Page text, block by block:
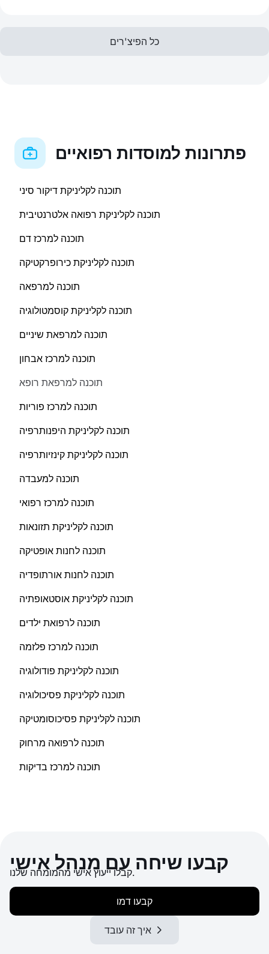
כל הפיצ'רים
פתרונות למוסדות רפואיים
תוכנה לקליניקת דיקור סיני
תוכנה לקליניקת רפואה אלטרנטיבית
תוכנה למרכז דם
תוכנה לקליניקת כירופרקטיקה
תוכנה למרפאה
תוכנה לקליניקת קוסמטולוגיה
תוכנה למרפאת שיניים
תוכנה למרכז אבחון
תוכנה למרפאת רופא
תוכנה למרכז פוריות
תוכנה לקליניקת היפנותרפיה
תוכנה לקליניקת קינזיותרפיה
תוכנה למעבדה
תוכנה למרכז רפואי
תוכנה לקליניקת תזונאות
תוכנה לחנות אופטיקה
תוכנה לחנות אורתופדיה
תוכנה לקליניקת אוסטאופתיה
תוכנה לרפואת ילדים
תוכנה למרכז פלזמה
תוכנה לקליניקת פודולוגיה
תוכנה לקליניקת פסיכולוגיה
תוכנה לקליניקת פסיכוסומטיקה
תוכנה לרפואה מרחוק
תוכנה למרכז בדיקות
קבעו שיחה עם מנהל אישי
קבלו ייעוץ אישי מהמומחה שלנו.
קבעו דמו
איך זה עובד